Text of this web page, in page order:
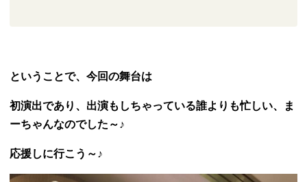
ということで、今回の舞台は
初演出であり、出演もしちゃっている誰よりも忙しい、ま
ーちゃんなのでした～♪
応援しに行こう～♪